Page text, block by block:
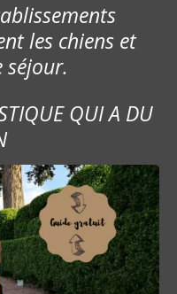
les chiens et
séjour.
QUI A DU